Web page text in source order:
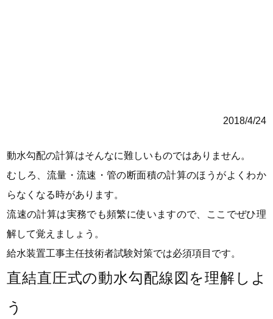
2018/4/24
動水勾配の計算はそんなに難しいものではありません。
むしろ、流量・流速・管の断面積の計算のほうがよくわか
らなくなる時があります。
流速の計算は実務でも頻繁に使いますので、ここでぜひ理
解して覚えましょう。
給水装置工事主任技術者試験対策では必須項目です。
直結直圧式の動水勾配線図を理解しよ
う